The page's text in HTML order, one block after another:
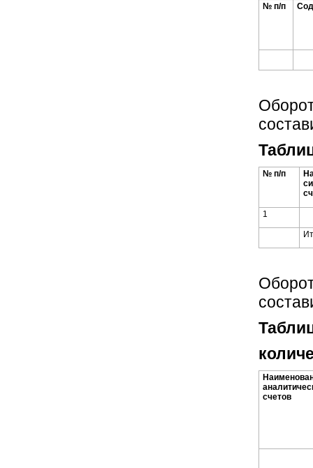
№ п/п
№ п/п
1
счетов